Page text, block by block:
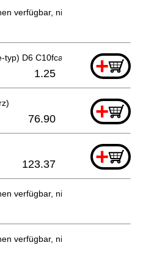
verfügbar, nicht bestellbar
typ) D6 C10fca/c10ra/nv65ad, Nr
+
1.25
+
76.90
+
123.37
verfügbar, nicht bestellbar
verfügbar, nicht bestellbar